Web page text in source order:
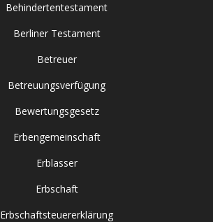
Behindertentestament
Berliner Testament
Betreuer
Betreuungsverfügung
Bewertungsgesetz
Erbengemeinschaft
Erblasser
Erbschaft
Erbschaftsteuererklärung